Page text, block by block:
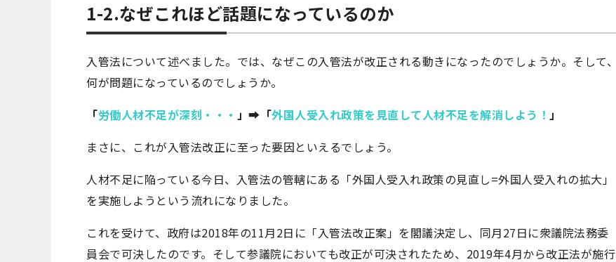
1-2.なぜこれほど話題になっているのか
入管法について述べました。では、なぜこの入管法が改正される動きになったのでしょうか。そして、
何が問題になっているのでしょうか。
「労働人材不足が深刻・・・ 」➡「外国人受入れ政策を見直して人材不足を解消しよう！ 」
まさに、これが入管法改正に至った要因といえるでしょう。
人材不足に陥っている今日、入管法の管轄にある「外国人受入れ政策の見直し=外国人受入れの拡大」
を実施しようという流れになりました。
これを受けて、政府は2018年の11月2日に「入管法改正案」を閣議決定し、同月27日に衆議院法務委
員会で可決したのです。そして参議院においても改正が可決されたため、2019年4月から改正法が施行